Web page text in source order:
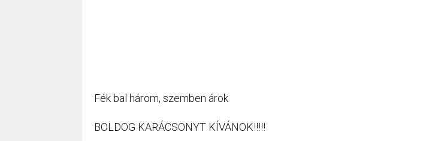
Fék bal három, szemben árok
BOLDOG KARÁCSONYT KÍVÁNOK!!!!!